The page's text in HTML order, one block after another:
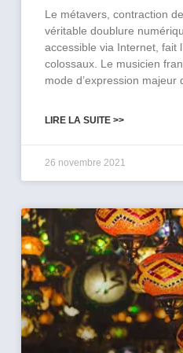
Le métavers, contraction
véritable doublure
accessible via Internet, fait
colossaux. Le musicien
mode d’expression majeur
LIRE LA SUITE >>
26 novembre 2021